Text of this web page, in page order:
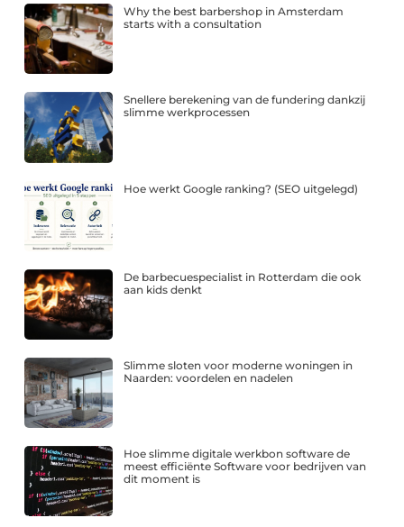
Why the best barbershop in Amsterdam
starts with a consultation
Snellere berekening van de fundering dankzij
slimme werkprocessen
Hoe werkt Google ranking? (SEO uitgelegd)
De barbecuespecialist in Rotterdam die ook
aan kids denkt
Slimme sloten voor moderne woningen in
Naarden: voordelen en nadelen
Hoe slimme digitale werkbon software de
meest efficiënte Software voor bedrijven van
dit moment is